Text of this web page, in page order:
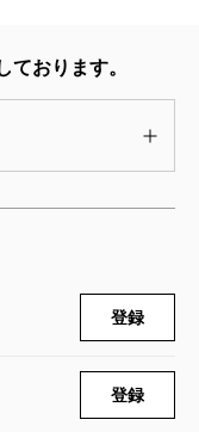
ております。
登録
登録